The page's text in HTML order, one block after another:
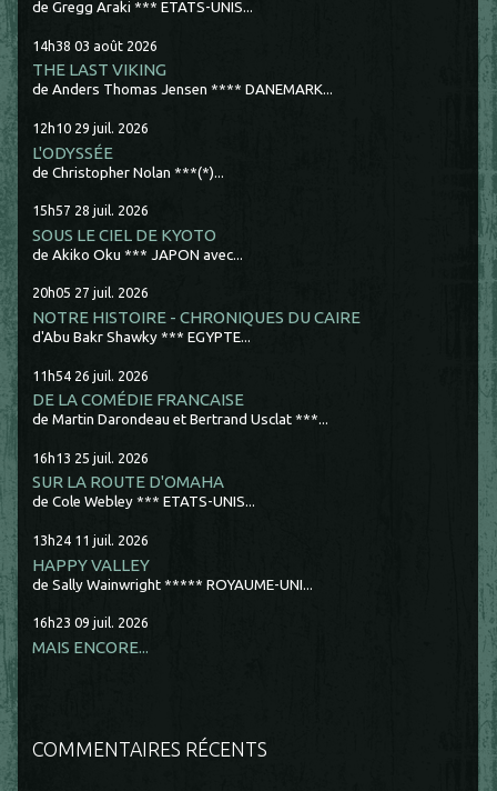
de Gregg Araki *** ETATS-UNIS...
14h38 03 août 2026
THE LAST VIKING
de Anders Thomas Jensen **** DANEMARK...
12h10 29 juil. 2026
L'ODYSSÉE
de Christopher Nolan ***(*)...
15h57 28 juil. 2026
SOUS LE CIEL DE KYOTO
de Akiko Oku *** JAPON avec...
20h05 27 juil. 2026
NOTRE HISTOIRE - CHRONIQUES DU CAIRE
d'Abu Bakr Shawky *** EGYPTE...
11h54 26 juil. 2026
DE LA COMÉDIE FRANCAISE
de Martin Darondeau et Bertrand Usclat ***...
16h13 25 juil. 2026
SUR LA ROUTE D'OMAHA
de Cole Webley *** ETATS-UNIS...
13h24 11 juil. 2026
HAPPY VALLEY
de Sally Wainwright ***** ROYAUME-UNI...
16h23 09 juil. 2026
MAIS ENCORE...
COMMENTAIRES RÉCENTS